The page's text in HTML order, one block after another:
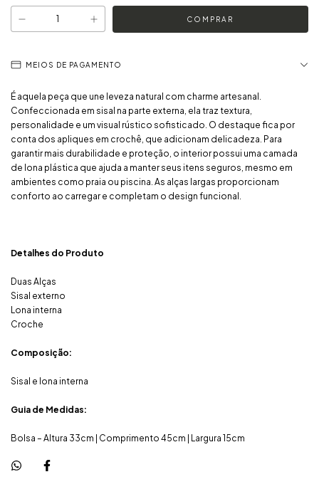
MEIOS DE PAGAMENTO
É aquela peça que une leveza natural com charme artesanal.
Confeccionada em sisal na parte externa, ela traz textura,
personalidade e um visual rústico sofisticado. O destaque fica por
conta dos apliques em crochê, que adicionam delicadeza. Para
garantir mais durabilidade e proteção, o interior possui uma camada
de lona plástica que ajuda a manter seus itens seguros, mesmo em
ambientes como praia ou piscina. As alças largas proporcionam
conforto ao carregar e completam o design funcional.
Detalhes do Produto
Duas Alças
Sisal externo
Lona interna
Croche
Composição:
Sisal e lona interna
Guia de Medidas:
Bolsa – Altura 33cm | Comprimento 45cm | Largura 15cm